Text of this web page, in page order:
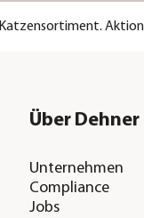
Über Dehner
Unternehmen
Compliance
Jobs